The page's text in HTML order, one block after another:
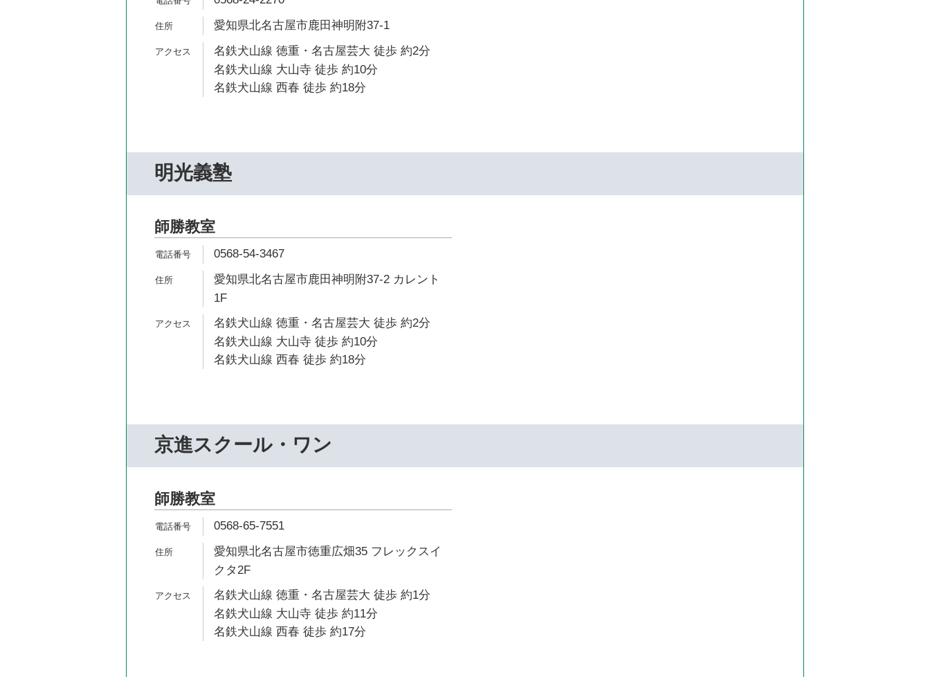
愛知県北名古屋市鹿田神明附37-1
名鉄犬山線 徳重・名古屋芸大 徒歩 約2分
名鉄犬山線 大山寺 徒歩 約10分
名鉄犬山線 西春 徒歩 約18分
明光義塾
師勝教室
0568-54-3467
愛知県北名古屋市鹿田神明附37-2 カレント
1F
名鉄犬山線 徳重・名古屋芸大 徒歩 約2分
名鉄犬山線 大山寺 徒歩 約10分
名鉄犬山線 西春 徒歩 約18分
京進スクール・ワン
師勝教室
0568-65-7551
愛知県北名古屋市徳重広畑35 フレックスイ
クタ2F
名鉄犬山線 徳重・名古屋芸大 徒歩 約1分
名鉄犬山線 大山寺 徒歩 約11分
名鉄犬山線 西春 徒歩 約17分